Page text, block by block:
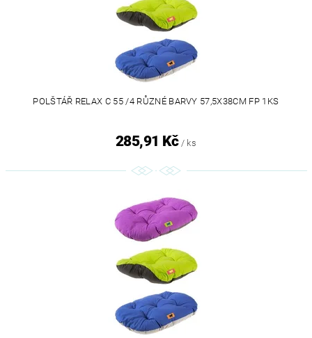
POLŠTÁŘ RELAX C 55 /4 RŮZNÉ BARVY 57,5X38CM FP 1KS
285,91 Kč / ks